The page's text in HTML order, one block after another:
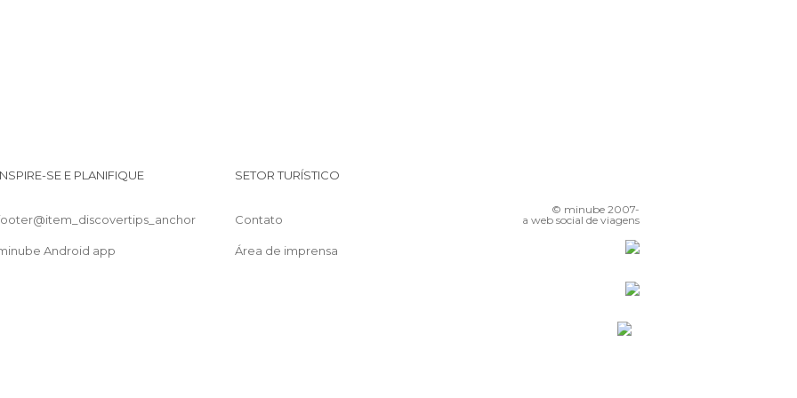
SE E PLANIFIQUE
Android app
SETOR TURÍSTICO
Contato
Área de imprensa
© minube 2007-
a web social de viagens